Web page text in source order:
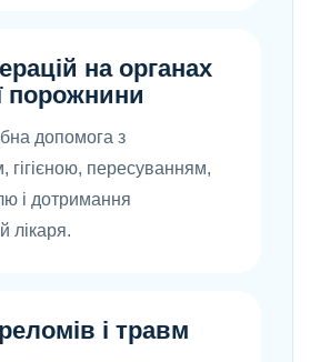
на органах
порожнини
допомога з
гігієною, пересуванням,
і дотримання
лікаря.
і травм